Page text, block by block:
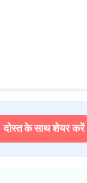
दोस्त के साथ शेयर करें